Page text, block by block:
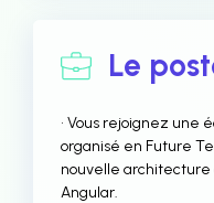
Le
• Vous rejoignez une
organisé en Future
nouvelle
Angular.